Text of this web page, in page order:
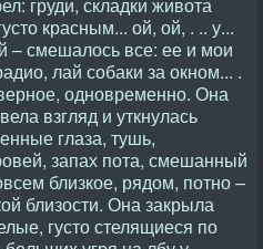
красным... ой, ой, . .. у...
– смешалось все: ее и мои
лай собаки за окном... .
одновременно. Она
взгляд и уткнулась
глаза, тушь,
запах пота, смешанный
близкое, рядом, потно –
близости. Она закрыла
густо стелящиеся по